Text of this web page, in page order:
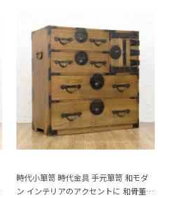
時代小箪笥 時代金具 手元箪笥 和モダ
ン インテリアのアクセントに 和骨董